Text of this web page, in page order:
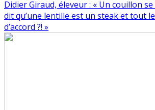
Didier Giraud, éleveur : « Un couillon
dit qu’une lentille est un steak et tout
d’accord ?! »